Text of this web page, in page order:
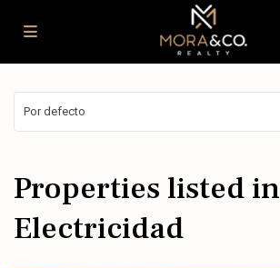
Por defecto
Properties listed in
Electricidad
Benito